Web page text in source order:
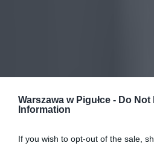
Warszawa w Pigułce - Do Not
Information
If you wish to opt-out of the sale,